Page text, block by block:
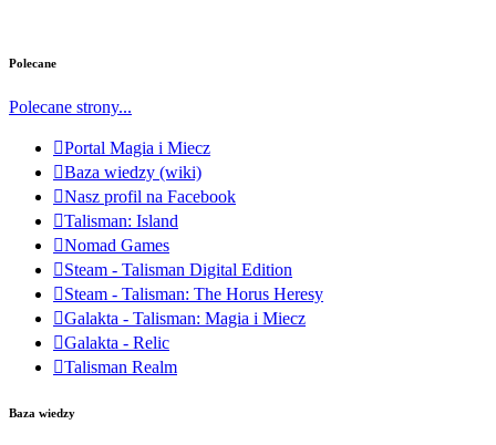
Polecane
Polecane strony...
Portal Magia i Miecz
Baza wiedzy (wiki)
Nasz profil na Facebook
Talisman: Island
Nomad Games
Steam - Talisman Digital Edition
Steam - Talisman: The Horus Heresy
Galakta - Talisman: Magia i Miecz
Galakta - Relic
Talisman Realm
Baza wiedzy